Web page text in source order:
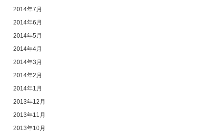
2014年7月
2014年6月
2014年5月
2014年4月
2014年3月
2014年2月
2014年1月
2013年12月
2013年11月
2013年10月